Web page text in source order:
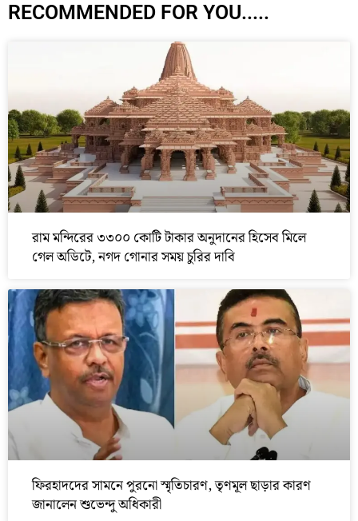
RECOMMENDED FOR YOU.....
রাম মন্দিরের ৩৩০০ কোটি টাকার অনুদানের হিসেব মিলে
গেল অডিটে, নগদ গোনার সময় চুরির দাবি
ফিরহাদদের সামনে পুরনো স্মৃতিচারণ, তৃণমূল ছাড়ার কারণ
জানালেন শুভেন্দু অধিকারী